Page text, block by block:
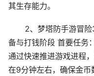
其生存能力。
2、梦塔防手游冒
备与打钱阶段 首要任务
通过快速推进游戏进程
在9分钟左右，确保金